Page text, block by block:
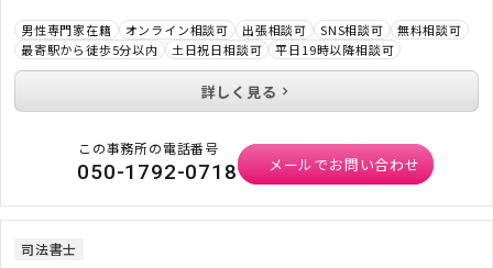
男性専門家在籍 オンライン相談可 出張相談可 SNS相談可
無料相談可
最寄駅から徒歩5分以内
土日祝日相談可 平日19時以降相談可
詳しく見る
この事務所の電話番号
050-1792-0718 メールでお問い合わせ
司法書士